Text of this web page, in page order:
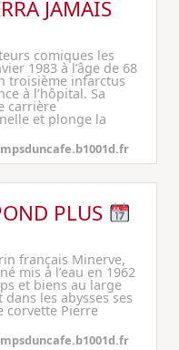
JAMAIS
comiques les
1983 à l’âge de 68
troisième infarctus
à l’hôpital. Sa
carrière
et plonge la
PLUS
français Minerve,
mis à l’eau en 1962
et biens au large
les abysses ses
corvette Pierre